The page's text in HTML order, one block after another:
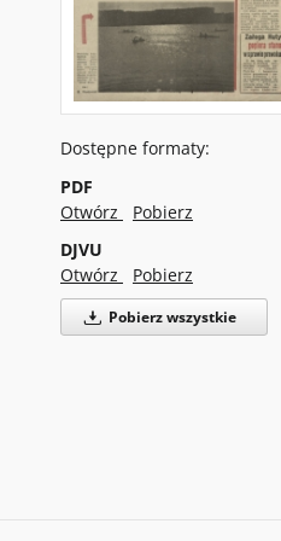
Dostępne formaty:
PDF
Otwórz
Pobierz
DJVU
Otwórz
Pobierz
Pobierz wszystkie